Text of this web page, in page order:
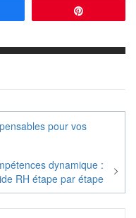
pour vos
dynamique :
RH étape par étape